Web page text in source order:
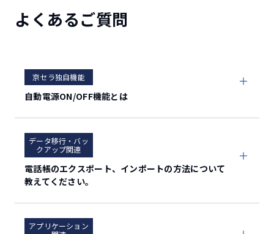
OS Android™ 14 / 15（17対応予定）
CPU
カメラ
約500万画素 CMOS AF
メモリ
よくあるご質問
京セラ独自機能
自動電源ON/OFF機能とは
データ移行・バッ
クアップ関連
電話帳のエクスポート、インポートの方法について
教えてください。
アプリケーション